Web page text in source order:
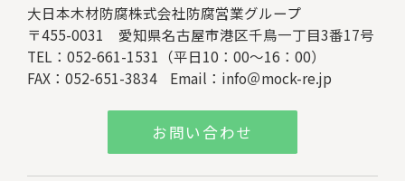
大日本木材防腐株式会社防腐営業グループ
〒455-0031 愛知県名古屋市港区千鳥一丁目3番17号
TEL：052-661-1531（平日10：00～16：00）
FAX：052-651-3834
Email： info＠mock-re.jp
お問い合わせ